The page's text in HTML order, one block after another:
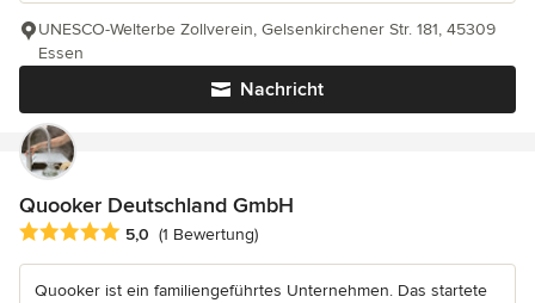
Nachricht
UNESCO-Welterbe Zollverein, Gelsenkirchener Str. 181, 45309
Essen
Quooker Deutschland GmbH
Durchschnittliche Bewertung: 5 von 5 Sternen
5,0 (1 Bewertung)
Quooker ist ein familiengeführtes Unternehmen. Das startete